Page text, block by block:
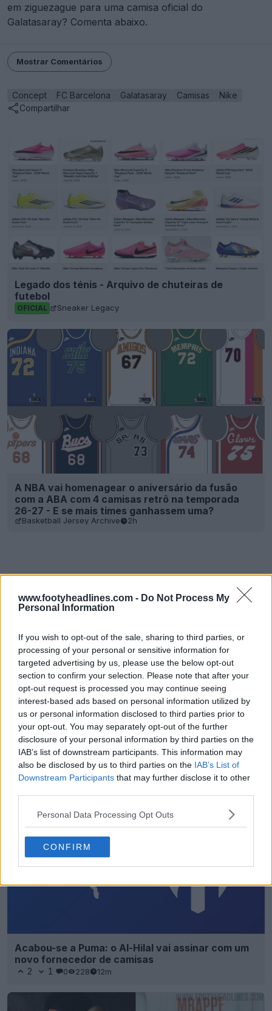
www.footyheadlines.com - Do Not Process My
Personal Information
If you wish to opt-out of the sale, sharing to third parties, or
processing of your personal or sensitive information for
targeted advertising by us, please use the below opt-out
section to confirm your selection. Please note that after your
opt-out request is processed you may continue seeing
interest-based ads based on personal information utilized by
us or personal information disclosed to third parties prior to
your opt-out. You may separately opt-out of the further
disclosure of your personal information by third parties on the
IAB’s list of downstream participants. This information may
also be disclosed by us to third parties on the IAB’s List of
Downstream Participants that may further disclose it to other
Personal Data Processing Opt Outs
CONFIRM
em ziguezague para uma camisa oficial do
Galatasaray? Comenta abaixo.
Mostrar Comentários
Concept FC Barcelona Galatasaray Camisas
Nike
Compartilhar
Legado dos ténis - Arquivo de chuteiras de
futebol
OFICIAL Sneaker Legacy
A NBA vai homenagear o aniversário da fusão
com a ABA com 4 camisas retrô na temporada
26-27 - E se mais times ganhassem uma?
Basketball Jersey Archive 2h
Acabou-se a Puma: o Al-Hilal vai assinar com um
novo fornecedor de camisas
2 1 0 228 12m